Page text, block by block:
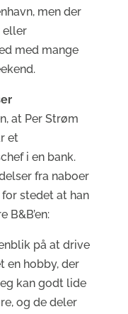
men der
eller
med mange
at Per Strøm
et
i en bank.
fra naboer
stedet at han
B&B’en:
på at drive
en hobby, der
kan godt lide
og de deler